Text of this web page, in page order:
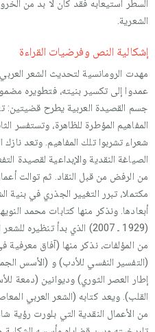
السطر استيعابه فقد كان لا بد من
الشعرية.
إشكالية النص وفرضيات القراءة
مهدت الرومانسية لتحديث الشعر
عمدوا إلى تكسير بنيته، فتطويره
جسم القصيدة العربية يطرح قضيتين:
المفاهيم المؤطرة للظاهرة، وتستفسر
شعراء تشربوا تلك المفاهيم. وتعد
الصياغة النقدية والإبداعية لقصيدة
من الرفض من قبل النقاد. ثم توالت
مكتملا، تبرر التغيير الجذري في بنية
أبعادها. ونذكر منها كتابات محمد
(1929 ـ 2007) الذي بدأ
من المؤلفات، نذكر منها (آفاق معرفية
(التفسير النفسي للأدب) و (الأسس
إطار العصر الثوري) وديوانين (دمعة
القلب). ويعد كتابه (الشعر العربي
من الأعمال النقدية التي بلورت رؤية